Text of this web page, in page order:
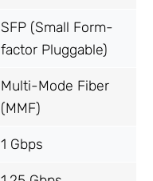
SFP (Small Form-
factor Pluggable)
Multi-Mode Fiber
(MMF)
1 Gbps